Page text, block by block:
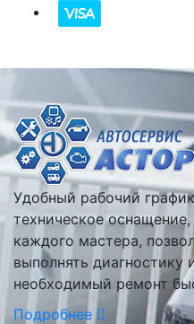
Удобный рабочий
техническое
каждого мастера,
выполнять
необходимый ремонт
Подробнее